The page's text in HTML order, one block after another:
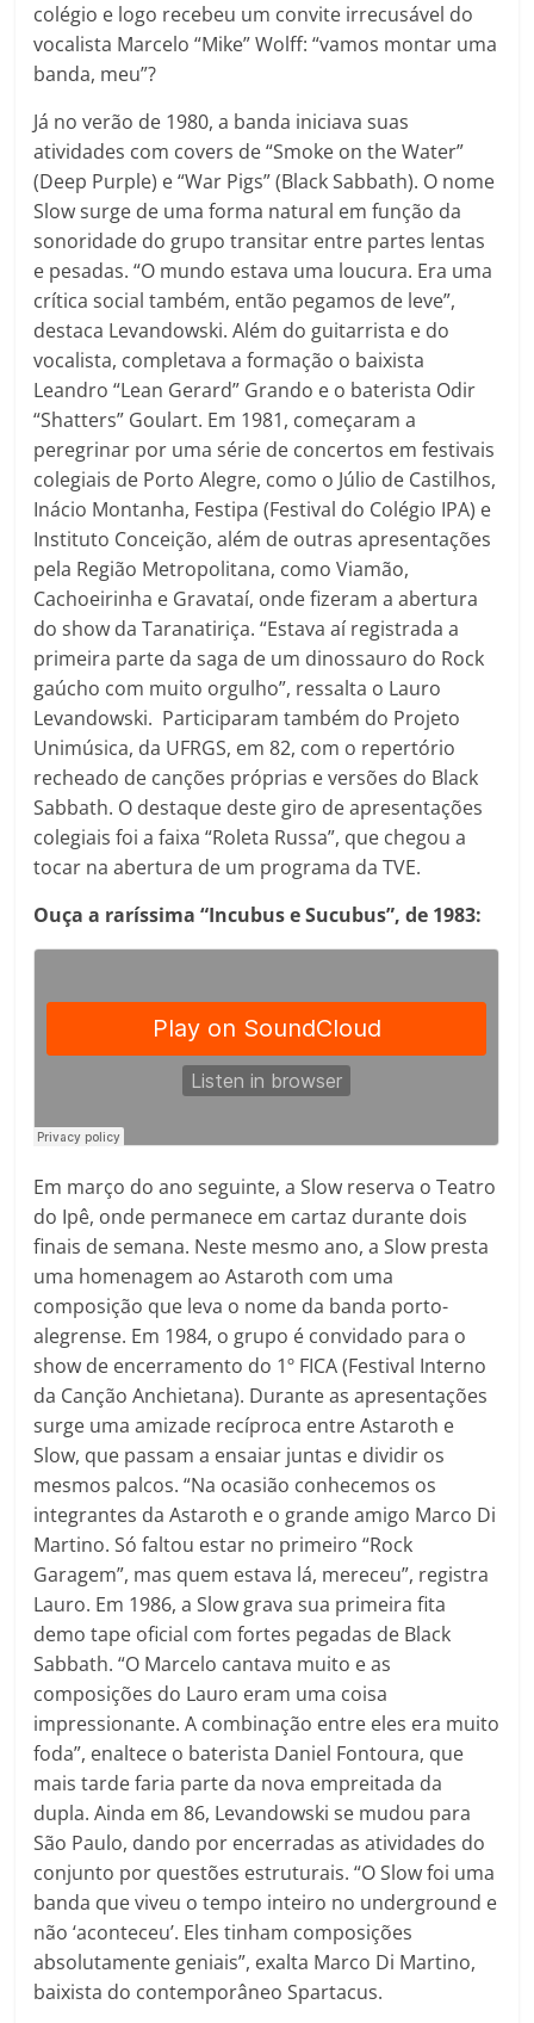
colégio e logo recebeu um convite irrecusável do
vocalista Marcelo “Mike” Wolff: “vamos montar uma
banda, meu”?
Já no verão de 1980, a banda iniciava suas
atividades com covers de “Smoke on the Water”
(Deep Purple) e “War Pigs” (Black Sabbath). O nome
Slow surge de uma forma natural em função da
sonoridade do grupo transitar entre partes lentas
e pesadas. “O mundo estava uma loucura. Era uma
crítica social também, então pegamos de leve”,
destaca Levandowski. Além do guitarrista e do
vocalista, completava a formação o baixista
Leandro “Lean Gerard” Grando e o baterista Odir
“Shatters” Goulart. Em 1981, começaram a
peregrinar por uma série de concertos em festivais
colegiais de Porto Alegre, como o Júlio de Castilhos,
Inácio Montanha, Festipa (Festival do Colégio IPA) e
Instituto Conceição, além de outras apresentações
pela Região Metropolitana, como Viamão,
Cachoeirinha e Gravataí, onde fizeram a abertura
do show da Taranatiriça. “Estava aí registrada a
primeira parte da saga de um dinossauro do Rock
gaúcho com muito orgulho”, ressalta o Lauro
Levandowski. Participaram também do Projeto
Unimúsica, da UFRGS, em 82, com o repertório
recheado de canções próprias e versões do Black
Sabbath. O destaque deste giro de apresentações
colegiais foi a faixa “Roleta Russa”, que chegou a
tocar na abertura de um programa da TVE.
Ouça a raríssima “Incubus e Sucubus”, de 1983:
Em março do ano seguinte, a Slow reserva o Teatro
do Ipê, onde permanece em cartaz durante dois
finais de semana. Neste mesmo ano, a Slow presta
uma homenagem ao Astaroth com uma
composição que leva o nome da banda porto-
alegrense. Em 1984, o grupo é convidado para o
show de encerramento do 1º FICA (Festival Interno
da Canção Anchietana). Durante as apresentações
surge uma amizade recíproca entre Astaroth e
Slow, que passam a ensaiar juntas e dividir os
mesmos palcos. “Na ocasião conhecemos os
integrantes da Astaroth e o grande amigo Marco Di
Martino. Só faltou estar no primeiro “Rock
Garagem”, mas quem estava lá, mereceu”, registra
Lauro. Em 1986, a Slow grava sua primeira fita
demo tape oficial com fortes pegadas de Black
Sabbath. “O Marcelo cantava muito e as
composições do Lauro eram uma coisa
impressionante. A combinação entre eles era muito
foda”, enaltece o baterista Daniel Fontoura, que
mais tarde faria parte da nova empreitada da
dupla. Ainda em 86, Levandowski se mudou para
São Paulo, dando por encerradas as atividades do
conjunto por questões estruturais. “O Slow foi uma
banda que viveu o tempo inteiro no underground e
não ‘aconteceu’. Eles tinham composições
absolutamente geniais”, exalta Marco Di Martino,
baixista do contemporâneo Spartacus.